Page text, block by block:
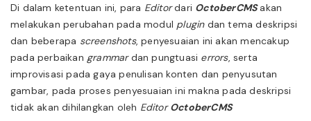
Di dalam ketentuan ini, para Editordari OctoberCMSakan
melakukan perubahan pada modul plugindan tema deskripsi
dan beberapa screenshots, penyesuaian ini akan mencakup
pada perbaikan grammardan pungtuasi errors, serta
improvisasi pada gaya penulisan konten dan penyusutan
gambar, pada proses penyesuaian ini makna pada deskripsi
tidak akan dihilangkan oleh Editor OctoberCMS